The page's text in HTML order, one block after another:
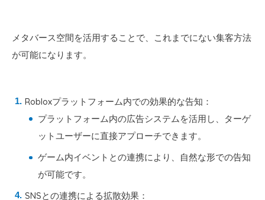
メタバース空間を活用することで、これまでにない集客方法
が可能になります。
Robloxプラットフォーム内での効果的な告知：
プラットフォーム内の広告システムを活用し、ターゲ
ットユーザーに直接アプローチできます。
ゲーム内イベントとの連携により、自然な形での告知
が可能です。
SNSとの連携による拡散効果：